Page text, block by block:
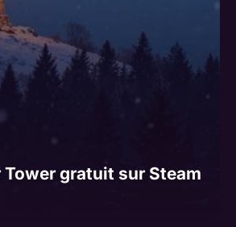
gratuit sur Steam